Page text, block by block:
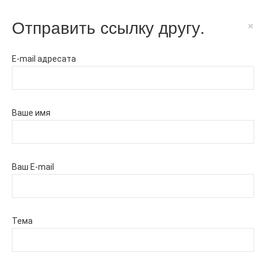
Отправить ссылку другу. ×
E-mail адресата
Ваше имя
Ваш E-mail
Тема